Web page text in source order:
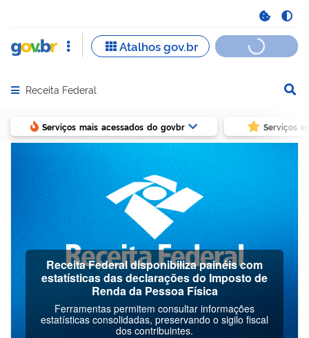
Abrir menu principal de navegação
Receita Federal
Serviços mais acessados do govbr Serviços
Receita Federal disponibiliza painéis com
estatísticas das declarações do Imposto de
Renda da Pessoa Física
Ferramentas permitem consultar informações
estatísticas consolidadas, preservando o sigilo fiscal
dos contribuintes.